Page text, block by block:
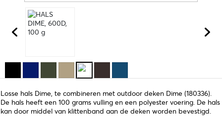
Losse hals Dime, te combineren met outdoor deken Dime (180336).
De hals heeft een 100 grams vulling en een polyester voering. De hals
kan door middel van klittenband aan de deken worden bevestigd.